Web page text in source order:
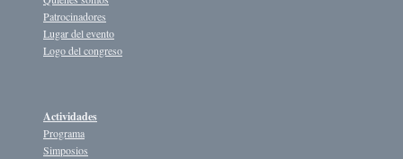
Patrocinadores
Lugar del evento
Logo del congreso
Actividades
Programa
Simposios